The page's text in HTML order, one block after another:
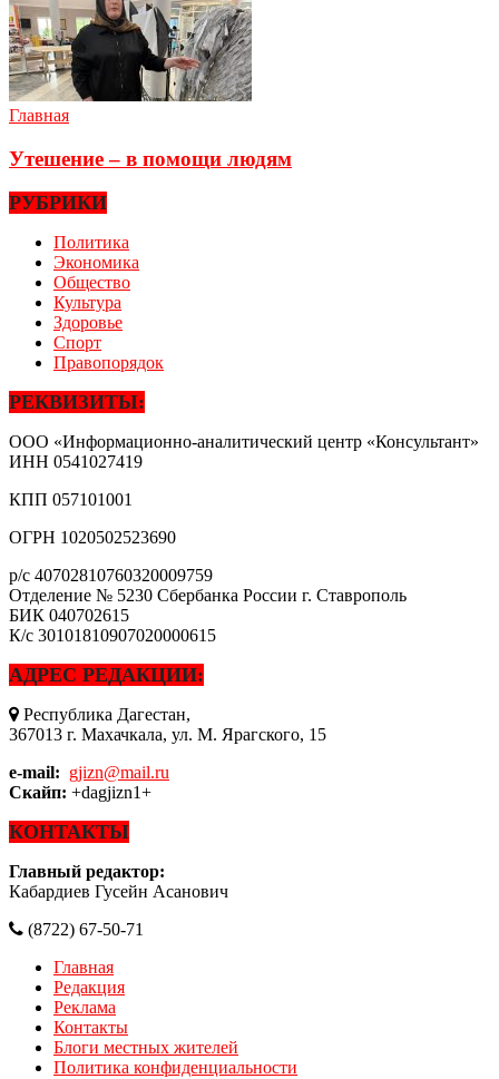
Главная
Утешение – в помощи людям
РУБРИКИ
Политика
Экономика
Общество
Культура
Здоровье
Спорт
Правопорядок
РЕКВИЗИТЫ:
ООО «Информационно-аналитический центр «Консультант»
ИНН 0541027419
КПП 057101001
ОГРН 1020502523690
р/с 40702810760320009759
Отделение № 5230 Сбербанка России г. Ставрополь
БИК 040702615
К/с 30101810907020000615
АДРЕС РЕДАКЦИИ:
Республика Дагестан,
367013 г. Махачкала, ул. М. Ярагского, 15
e-mail: gjizn@mail.ru
Скайп: +dagjizn1+
КОНТАКТЫ
Главный редактор:
Кабардиев Гусейн Асанович
(8722) 67-50-71
Главная
Редакция
Реклама
Контакты
Блоги местных жителей
Политика конфиденциальности